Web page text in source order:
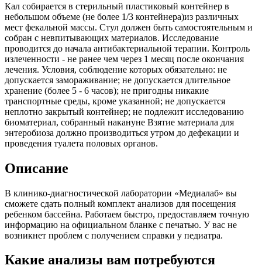
Кал собирается в стерильный пластиковый контейнер в
небольшом объеме (не более 1/3 контейнера)из различных
мест фекальной массы. Стул должен быть самостоятельным и
собран с невпитывающих материалов. Исследование
проводится до начала антибактериальной терапии. Контроль
излеченности - не ранее чем через 1 месяц после окончания
лечения. Условия, соблюдение которых обязательно: не
допускается замораживание; не допускается длительное
хранение (более 5 - 6 часов); не пригодны никакие
транспортные среды, кроме указанной; не допускается
неплотно закрытый контейнер; не подлежит исследованию
биоматериал, собранный накануне Взятие материала для
энтеробиоза должно производиться утром до дефекации и
проведения туалета половых органов.
Описание
В клинико-диагностической лаборатории «Медиалаб» вы
сможете сдать полный комплект анализов для посещения
ребенком бассейна. Работаем быстро, предоставляем точную
информацию на официальном бланке с печатью. У вас не
возникнет проблем с получением справки у педиатра.
Какие анализы вам потребуются